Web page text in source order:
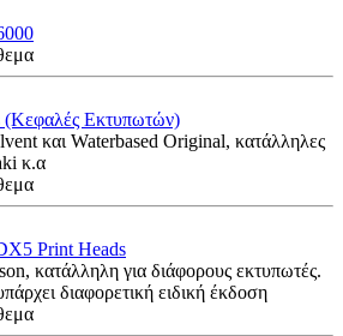
Εκτυπωτών)
και Waterbased Original, κατάλληλες
κ.α
Print Heads
κατάλληλη για διάφορους εκτυπωτές.
διαφορετική ειδική έκδοση